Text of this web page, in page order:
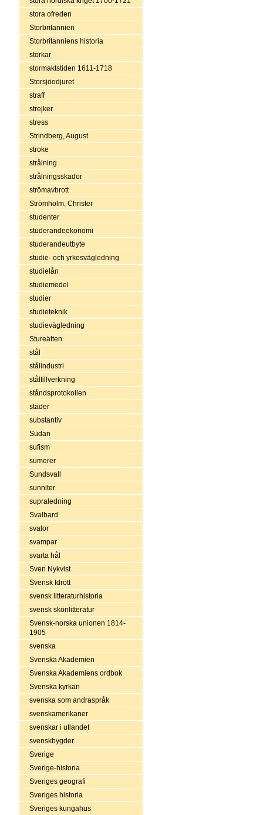
stora ofreden
Storbritannien
Storbritanniens historia
storkar
stormaktstiden 1611-1718
Storsjöodjuret
straff
strejker
stress
Strindberg, August
stroke
strålning
strålningsskador
strömavbrott
Strömholm, Christer
studenter
studerandeekonomi
studerandeutbyte
studie- och yrkesvägledning
studielån
studiemedel
studier
studieteknik
studievägledning
Stureätten
stål
stålindustri
ståltillverkning
ståndsprotokollen
städer
substantiv
Sudan
sufism
sumerer
Sundsvall
sunniter
supraledning
Svalbard
svalor
svampar
svarta hål
Sven Nykvist
Svensk Idrott
svensk litteraturhistoria
svensk skönlitteratur
Svensk-norska unionen 1814-
1905
svenska
Svenska Akademien
Svenska Akademiens ordbok
Svenska kyrkan
svenska som andraspråk
svenskamerikaner
svenskar i utlandet
svenskbygder
Sverige
Sverige-historia
Sveriges geografi
Sveriges historia
Sveriges kungahus